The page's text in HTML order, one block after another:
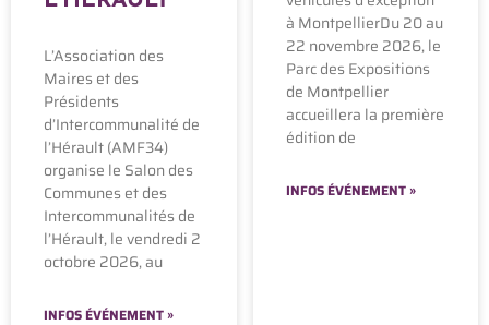
L’Association des
Maires et des
Présidents
d’Intercommunalité de
l’Hérault (AMF34)
organise le Salon des
Communes et des
Intercommunalités de
l’Hérault, le vendredi 2
octobre 2026, au
INFOS ÉVÉNEMENT »
à MontpellierDu 20 au
22 novembre 2026, le
Parc des Expositions
de Montpellier
accueillera la première
édition de
INFOS ÉVÉNEMENT »